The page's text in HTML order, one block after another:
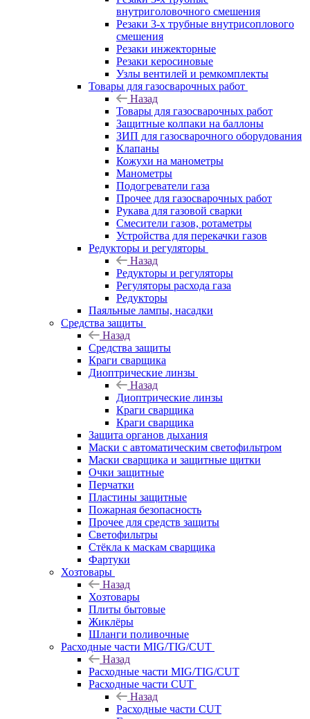
внутриголовочного смешения
Резаки 3-х трубные внутрисоплового
смешения
Резаки инжекторные
Резаки керосиновые
Узлы вентилей и ремкомплекты
Товары для газосварочных работ
Назад
Товары для газосварочных работ
Защитные колпаки на баллоны
ЗИП для газосварочного оборудования
Клапаны
Кожухи на манометры
Манометры
Подогреватели газа
Прочее для газосварочных работ
Рукава для газовой сварки
Смесители газов, ротаметры
Устройства для перекачки газов
Редукторы и регуляторы
Назад
Редукторы и регуляторы
Регуляторы расхода газа
Редукторы
Паяльные лампы, насадки
Средства защиты
Назад
Средства защиты
Краги сварщика
Диоптрические линзы
Назад
Диоптрические линзы
Краги сварщика
Краги сварщика
Защита органов дыхания
Маски с автоматическим светофильтром
Маски сварщика и защитные щитки
Очки защитные
Перчатки
Пластины защитные
Пожарная безопасность
Прочее для средств защиты
Светофильтры
Стёкла к маскам сварщика
Фартуки
Хозтовары
Назад
Хозтовары
Плиты бытовые
Жиклёры
Шланги поливочные
Расходные части MIG/TIG/CUT
Назад
Расходные части MIG/TIG/CUT
Расходные части CUT
Назад
Расходные части CUT